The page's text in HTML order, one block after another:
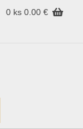
0 ks 0.00 €